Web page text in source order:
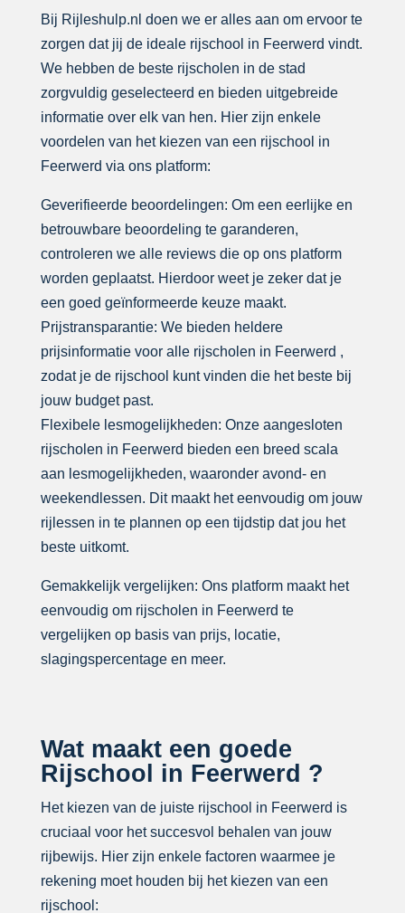
Bij Rijleshulp.nl doen we er alles aan om ervoor te
zorgen dat jij de ideale rijschool in Feerwerd vindt.
We hebben de beste rijscholen in de stad
zorgvuldig geselecteerd en bieden uitgebreide
informatie over elk van hen. Hier zijn enkele
voordelen van het kiezen van een rijschool in
Feerwerd via ons platform:
Geverifieerde beoordelingen: Om een eerlijke en
betrouwbare beoordeling te garanderen,
controleren we alle reviews die op ons platform
worden geplaatst. Hierdoor weet je zeker dat je
een goed geïnformeerde keuze maakt.
Prijstransparantie: We bieden heldere
prijsinformatie voor alle rijscholen in Feerwerd ,
zodat je de rijschool kunt vinden die het beste bij
jouw budget past.
Flexibele lesmogelijkheden: Onze aangesloten
rijscholen in Feerwerd bieden een breed scala
aan lesmogelijkheden, waaronder avond- en
weekendlessen. Dit maakt het eenvoudig om jouw
rijlessen in te plannen op een tijdstip dat jou het
beste uitkomt.
Gemakkelijk vergelijken: Ons platform maakt het
eenvoudig om rijscholen in Feerwerd te
vergelijken op basis van prijs, locatie,
slagingspercentage en meer.
Wat maakt een goede
Rijschool in Feerwerd ?
Het kiezen van de juiste rijschool in Feerwerd is
cruciaal voor het succesvol behalen van jouw
rijbewijs. Hier zijn enkele factoren waarmee je
rekening moet houden bij het kiezen van een
rijschool: